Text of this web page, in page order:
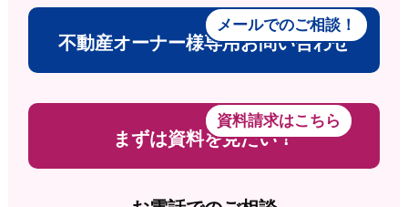
不動産オーナー様専用お問い合わせ
メールでのご相談！
まずは資料を見たい！
資料請求はこちら